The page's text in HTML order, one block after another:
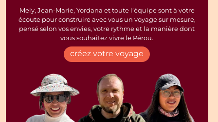
Mely, Jean-Marie, Yordana et toute l’équipe sont à votre
écoute pour construire avec vous un voyage sur mesure,
pensé selon vos envies, votre rythme et la manière dont
vous souhaitez vivre le Pérou.
créez votre voyage